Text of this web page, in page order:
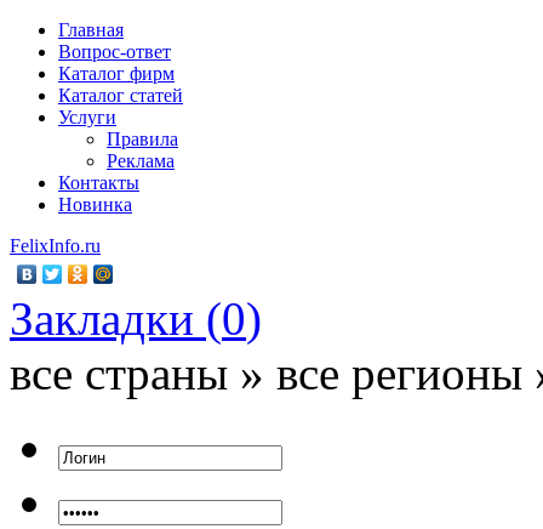
Главная
Вопрос-ответ
Каталог фирм
Каталог статей
Услуги
Правила
Реклама
Контакты
Новинка
FelixInfo.ru
Закладки (0)
все страны » все регионы